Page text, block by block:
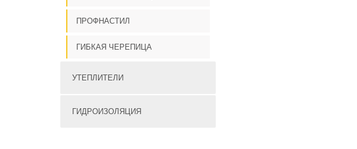
ПРОФНАСТИЛ
ГИБКАЯ ЧЕРЕПИЦА
УТЕПЛИТЕЛИ
ГИДРОИЗОЛЯЦИЯ